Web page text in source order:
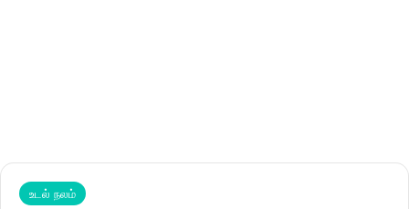
உடல் நலம்